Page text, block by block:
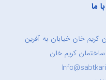
ما
کریم خان خیابان به آفرین